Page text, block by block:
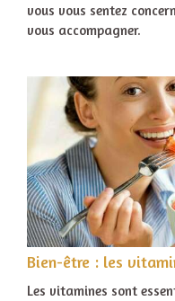
vous vous sentez
vous accompagner.
Les vitamines sont